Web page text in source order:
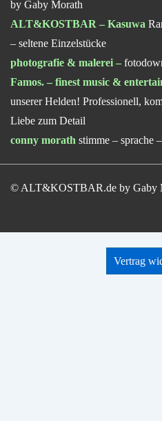
by Gaby Morath
ALT&KOSTBAR – Kasuwa
– seltene Einzelstücke
photografie & malerei –
Famos. – finest music &
unserer Helden! Professionell,
Liebe zum Detail
conny morath stimme – sprache
© ALT&KOSTBAR.de by Gaby
Vertrag